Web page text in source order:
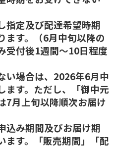
指定及び配達希望時期
ます。（6月中旬以降の
受付後1週間～10日程度
い場合は、2026年6月中
ます。ただし、「御中元
7月上旬以降順次お届け
込み期間及びお届け期
ます。「販売期間」「配